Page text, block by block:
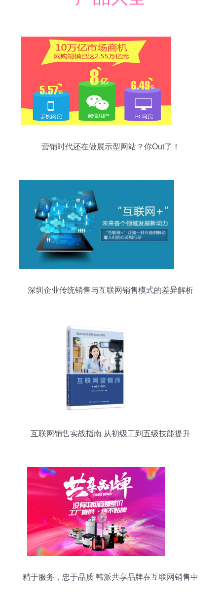
营销时代还在做展示型网站？你Out了！
深圳企业传统销售与互联网销售模式的差异解析
互联网销售实战指南 从初级工到五级技能提升
精于服务，忠于品质 韩派共享品牌在互联网销售中